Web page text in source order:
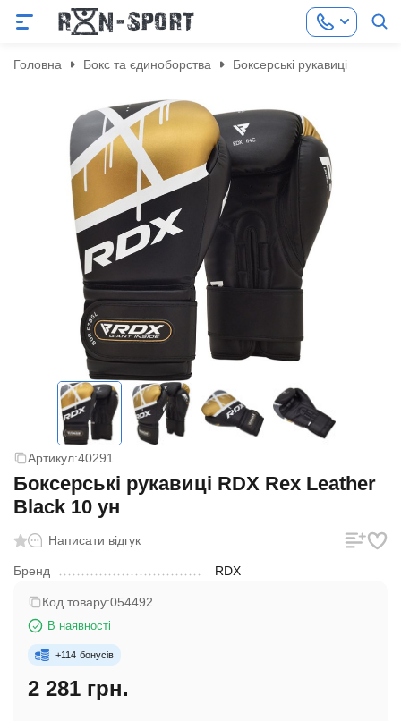
Головна Бокс та єдиноборства Боксерські рукавиці
Артикул:40291
Боксерські рукавиці RDX Rex Leather
Black 10 ун
Написати відгук
Бренд RDX
Код товару:054492
В наявності
+114 бонусів
2 281 грн.